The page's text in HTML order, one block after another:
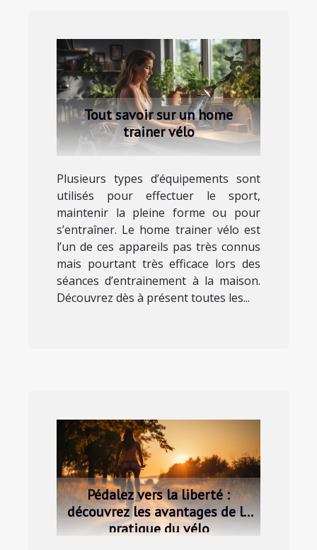
Tout savoir sur un home
trainer vélo
Plusieurs types d’équipements sont
utilisés pour effectuer le sport,
maintenir la pleine forme ou pour
s’entraîner. Le home trainer vélo est
l’un de ces appareils pas très connus
mais pourtant très efficace lors des
séances d’entrainement à la maison.
Découvrez dès à présent toutes les...
Pédalez vers la liberté :
découvrez les avantages de la
pratique du vélo